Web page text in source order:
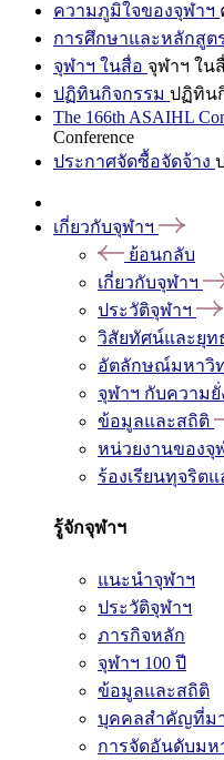
ความภูมิใจของจุฬาฯ
การศึกษาและหลักสูต
จุฬาฯ ในสื่อ จุฬาฯ ใน
ปฏิทินกิจกรรม ปฏิทิน
The 166th ASAIHL
Conference
ประกาศจัดซื้อจัดจ้าง
เกี่ยวกับจุฬาฯ
ย้อนกลับ
เกี่ยวกับจุฬาฯ
ประวัติจุฬาฯ
วิสัยทัศน์และยุท
อัตลักษณ์มหาวิ
จุฬาฯ กับความยั่
ข้อมูลและสถิติ
หน่วยงานของจุ
ร้องเรียนทุจริต
รู้จักจุฬาฯ
แนะนำจุฬาฯ
ประวัติจุฬาฯ
ภารกิจหลัก
จุฬาฯ 100 ปี
ข้อมูลและสถิติ
บุคคลสำคัญที่ม
การจัดอันดับมห